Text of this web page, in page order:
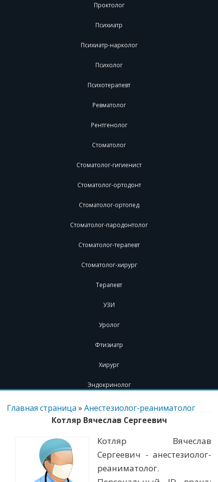
Проктолог
Психиатр
Психиатр-нарколог
Психолог
Психотерапевт
Ревматолог
Рентгенолог
Стоматолог
Стоматолог-гигиенист
Стоматолог-ортодонт
Стоматолог-ортопед
Стоматолог-пародонтолог
Стоматолог-терапевт
Стоматолог-хирург
Терапевт
УЗИ
Уролог
Фтизиатр
Хирург
Эндокринолог
Перейти
содержимому
Главная страница » Анестезиолог-реаниматолог
Котляр Вячеслав Сергеевич
Котляр Вячеслав
Сергеевич - анестезиолог-
реаниматолог.